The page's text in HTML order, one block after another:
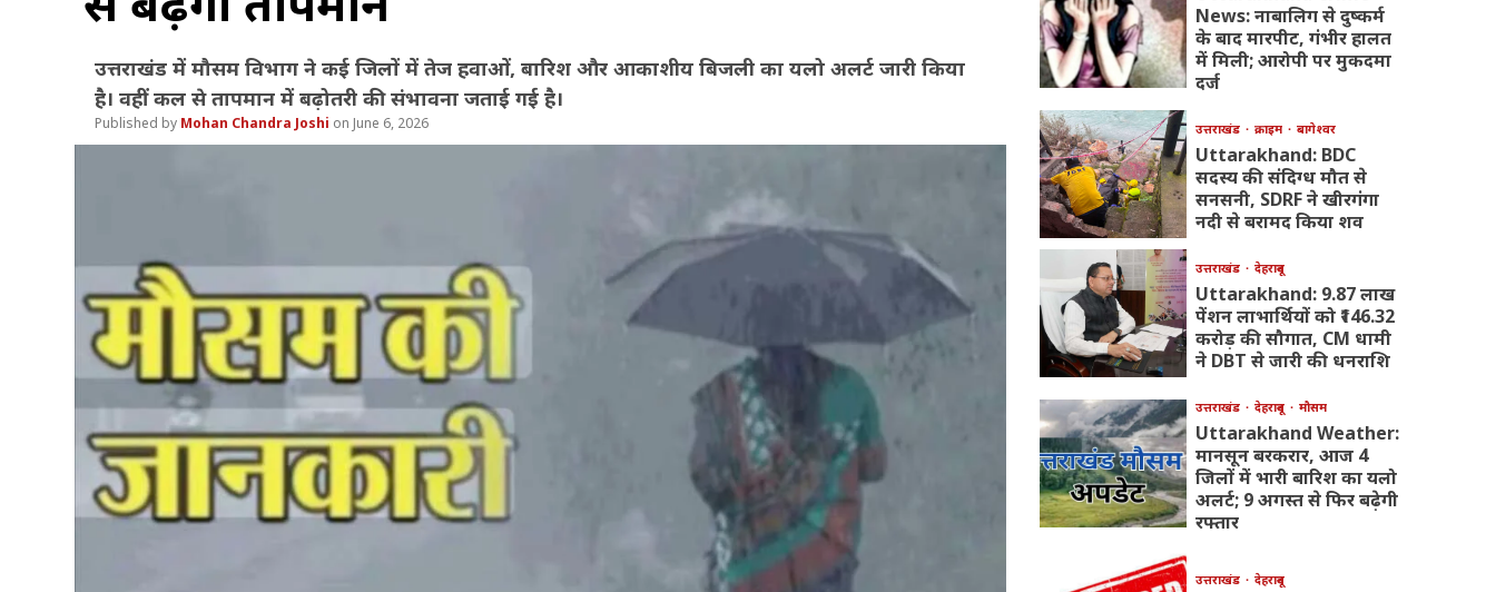
उत्तराखंड में मौसम विभाग ने कई जिलों में तेज हवाओं, बारिश और आकाशीय बिजली का यलो अलर्ट जारी किया
है। वहीं कल से तापमान में बढ़ोतरी की संभावना जताई गई है।
Mohan Chandra Joshi June 6, 2026
News: नाबालिग से दुष्कर्म
के बाद मारपीट, गंभीर हालत
में मिली; आरोपी पर मुकदमा
दर्ज
उत्तराखंड क्राइम बागेश्वर
Uttarakhand: BDC
सदस्य की संदिग्ध मौत से
सनसनी, SDRF ने खीरगंगा
नदी से बरामद किया शव
उत्तराखंड देहरादून
Uttarakhand: 9.87 लाख
पेंशन लाभार्थियों को ₹146.32
करोड़ की सौगात, CM धामी
ने DBT से जारी की धनराशि
उत्तराखंड देहरादून मौसम
Uttarakhand Weather:
मानसून बरकरार, आज 4
जिलों में भारी बारिश का यलो
अलर्ट; 9 अगस्त से फिर बढ़ेगी
रफ्तार
उत्तराखंड देहरादून